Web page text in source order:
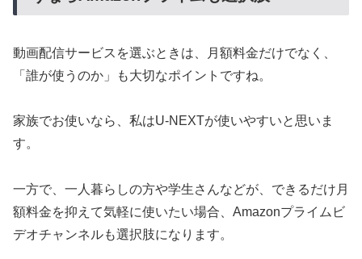
動画配信サービスを選ぶときは、月額料金だけでなく、
「誰が使うのか」も大切なポイントですね。
家族でお使いなら、私はU-NEXTが使いやすいと思いま
す。
一方で、一人暮らしの方や学生さんなどが、できるだけ月
額料金を抑えて気軽に使いたい場合、Amazonプライムビ
デオチャンネルも選択肢になります。